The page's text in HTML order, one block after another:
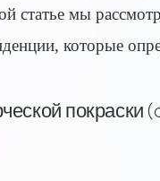
статье мы
которые
покраски